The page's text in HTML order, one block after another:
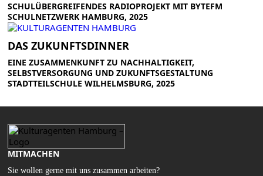
SCHULÜBERGREIFENDES RADIOPROJEKT MIT BYTEFM
SCHULNETZWERK HAMBURG, 2025
DAS ZUKUNFTSDINNER
EINE ZUSAMMENKUNFT ZU NACHHALTIGKEIT,
SELBSTVERSORGUNG UND ZUKUNFTSGESTALTUNG
STADTTEILSCHULE WILHELMSBURG, 2025
MITMACHEN
Sie wollen gerne mit uns zusammen arbeiten?